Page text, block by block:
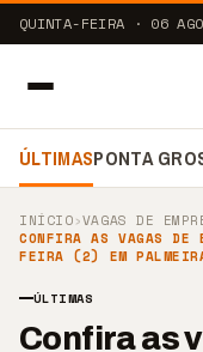
QUINTA-FEIRA · 06
ÚLTIMASPONTA
INÍCIO›VAGAS DE
CONFIRA AS VAGAS DE
FEIRA (2) EM
ÚLTIMAS
Confira as